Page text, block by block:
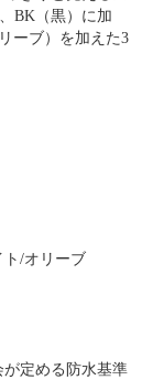
BK（黒）に加
ーブ）を加えた3
/オリーブ
が定める防水基準